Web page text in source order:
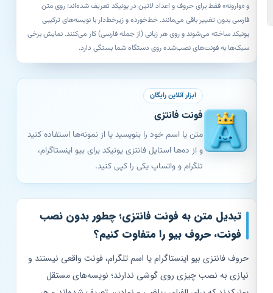
و «وارونه» فقط برای حروف و اعداد لاتین در یونیکد تعریف شده‌اند؛ روی متن
فارسی بدون تغییر باقی می‌مانند. خط‌خورده و زیرخط‌دار با نویسه‌های ترکیبی
یونیکد ساخته می‌شوند و روی هر زبانی (از جمله فارسی) کار می‌کنند. نمایش برخی
سبک‌ها به فونت‌های نصب‌شده روی دستگاه شما بستگی دارد.
ابزار آنلاین رایگان
فونت فانتزی
متن یا اسم خود را بنویسید یا از نمونه‌ها استفاده کنید
و از ده‌ها استایل فانتزی یونیکد برای بیو اینستاگرام،
تلگرام و واتساپ یکی را کپی کنید.
تبدیل متن به فونت فانتزی؛ چطور بدون نصب
فونت، حروف بیو را متفاوت کنیم؟
حروف فانتزی بیو اینستاگرام یا اسم تلگرام، فونت واقعی نیستند و
نیازی به نصب چیزی روی گوشی ندارند؛ نویسه‌های مستقل